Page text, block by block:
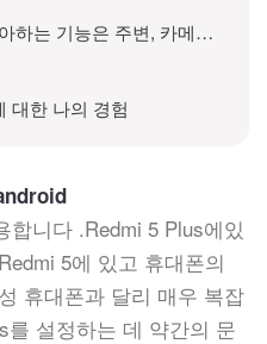
라, 스크린 샷, 통화 녹음, 채팅 및 gps입니다.
대한 나의 경험
니다 .Redmi 5 Plus에있
5에 있고 휴대폰의
휴대폰과 달리 매우 복잡
설정하는 데 약간의 문